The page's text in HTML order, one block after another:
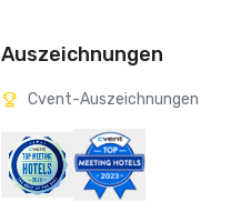
Auszeichnungen
Cvent-Auszeichnungen